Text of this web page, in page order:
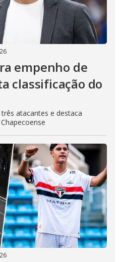
empenho de
classificação do
atacantes e destaca